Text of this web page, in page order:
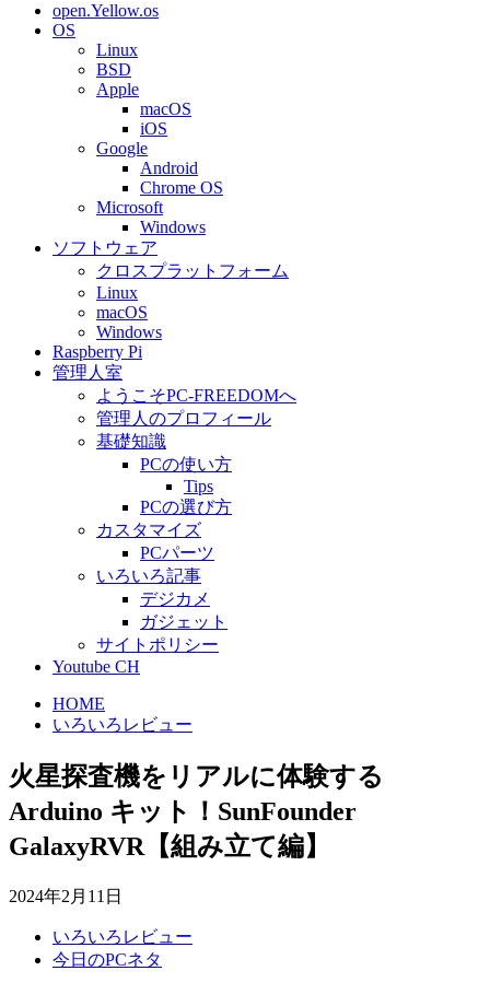
open.Yellow.os
OS
Linux
BSD
Apple
macOS
iOS
Google
Android
Chrome OS
Microsoft
Windows
ソフトウェア
クロスプラットフォーム
Linux
macOS
Windows
Raspberry Pi
管理人室
ようこそPC-FREEDOMへ
管理人のプロフィール
基礎知識
PCの使い方
Tips
PCの選び方
カスタマイズ
PCパーツ
いろいろ記事
デジカメ
ガジェット
サイトポリシー
Youtube CH
HOME
いろいろレビュー
火星探査機をリアルに体験する
Arduino キット！SunFounder
GalaxyRVR【組み立て編】
2024年2月11日
いろいろレビュー
今日のPCネタ